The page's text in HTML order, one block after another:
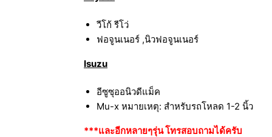
วีโก้ รีโว่
ฟอจูนเนอร์ ,นิวฟอจูนเนอร์
Isuzu
อีซูซุออนิวดีแม็ค
Mu-x หมายเหตุ: สำหรับรถโหลด 1-2 นิ้ว
***และอีกหลายๆรุ่น โทรสอบถามได้ครับ